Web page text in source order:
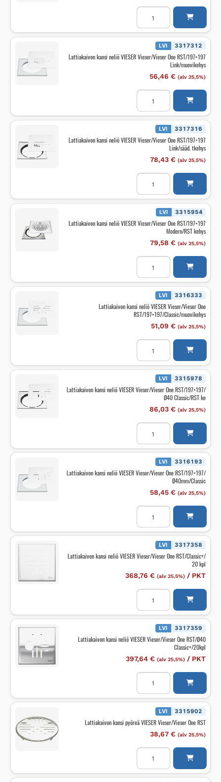
Lattiakaivon
kansi
VIESER
Vieser/Vieser
RST/197x197
Link
musta/mkehys
LVI 3317312
Lattiakaivon kansi neliö VIESER Vieser/Vieser One RST/197×197
Link/muovikehys
56,46 € (alv 25,5%)
Lattiakaivon
kansi
VIESER
Vieser/Vieser
RST/197x197
Link/muovikehys
LVI 3317316
Lattiakaivon kansi neliö VIESER Vieser/Vieser One RST/197×197
Link/sääd. tkehys
78,43 € (alv 25,5%)
Lattiakaivon
kansi
VIESER
Vieser/Vieser
RST/197x197
Link/sääd.
LVI 3315954
Lattiakaivon kansi neliö VIESER Vieser/Vieser One RST/197×197
Modern/RST kehys
79,58 € (alv 25,5%)
Lattiakaivon
kansi
VIESER
Vieser/Vieser
RST/197x197
Modern/RST
kehys
LVI 3316333
Lattiakaivon kansi neliö VIESER Vieser/Vieser One
RST/197×197/Classic/muovikehys
51,09 € (alv 25,5%)
Lattiakaivon
kansi
VIESER
Vieser/Vieser
RST/197x197/Classic/
määrä
LVI 3315978
Lattiakaivon kansi neliö VIESER Vieser/Vieser One RST/197×197/
Ø40 Classic/RST ke
86,03 € (alv 25,5%)
Lattiakaivon
kansi
VIESER
Vieser/Vieser
RST/197x197/
Ø40
Classic/RST
määrä
LVI 3316193
Lattiakaivon kansi neliö VIESER Vieser/Vieser One RST/197×197/
Ø40mm/Classic
58,45 € (alv 25,5%)
Lattiakaivon
kansi
VIESER
Vieser/Vieser
RST/197x197/
Ø40mm/Classic
LVI 3317358
Lattiakaivon kansi neliö VIESER Vieser/Vieser One RST/Classic+/
20 kpl
368,76 € (alv 25,5%)/ PKT
Lattiakaivon
kansi
VIESER
Vieser/Vieser
RST/Classic+/
20
LVI 3317359
Lattiakaivon kansi neliö VIESER Vieser/Vieser One RST/Ø40
Classic+/20kpl
397,64 € (alv 25,5%)/ PKT
Lattiakaivon
kansi
VIESER
Vieser/Vieser
Ø40
Classic+/20kpl
määrä
LVI 3315902
Lattiakaivon kansi pyöreä VIESER Vieser/Vieser One RST
38,67 € (alv 25,5%)
Lattiakaivon
kansi
VIESER
Vieser/Vieser